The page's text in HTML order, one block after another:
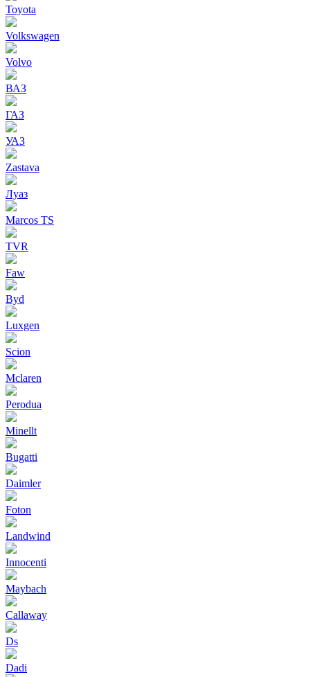
Toyota
Volkswagen
Volvo
ВАЗ
ГАЗ
УАЗ
Zastava
Луаз
Marcos TS
TVR
Faw
Byd
Luxgen
Scion
Mclaren
Perodua
Minellt
Bugatti
Daimler
Foton
Landwind
Innocenti
Maybach
Callaway
Ds
Dadi